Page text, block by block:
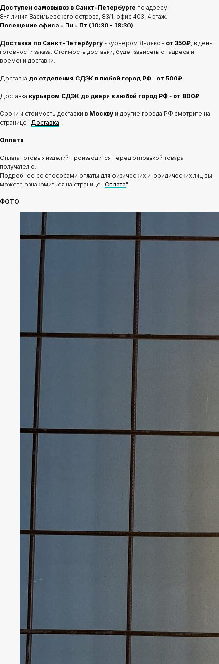
Доступен самовывоз в Санкт-Петербурге по адресу:
8-я линия Васильевского острова, 83/1, офис 403, 4 этаж.
Посещение офиса - Пн - Пт (10:30 - 18:30)
Доставка по Санкт-Петербургу - курьером Яндекс - от 350₽, в день
готовности заказа. Стоимость доставки, будет зависеть от адреса и
времени доставки.
Доставка до отделения СДЭК в любой город РФ - от 500₽
Доставка курьером СДЭК до двери в любой город РФ - от 800₽
Сроки и стоимость доставки в Москву и другие города РФ смотрите на
странице "Доставка".
Оплата
Оплата готовых изделий производится перед отправкой товара
получателю.
Подробнее со способами оплаты для физических и юридических лиц вы
можете ознакомиться на странице "Оплата"
ФОТО